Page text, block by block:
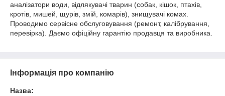
аналізатори води, відлякувачі тварин (собак, кішок, птахів,
кротів, мишей, щурів, змій, комарів), знищувачі комах.
Проводимо сервісне обслуговування (ремонт, калібрування,
перевірка). Даємо офіційну гарантію продавця та виробника.
Інформація про компанію
Назва: